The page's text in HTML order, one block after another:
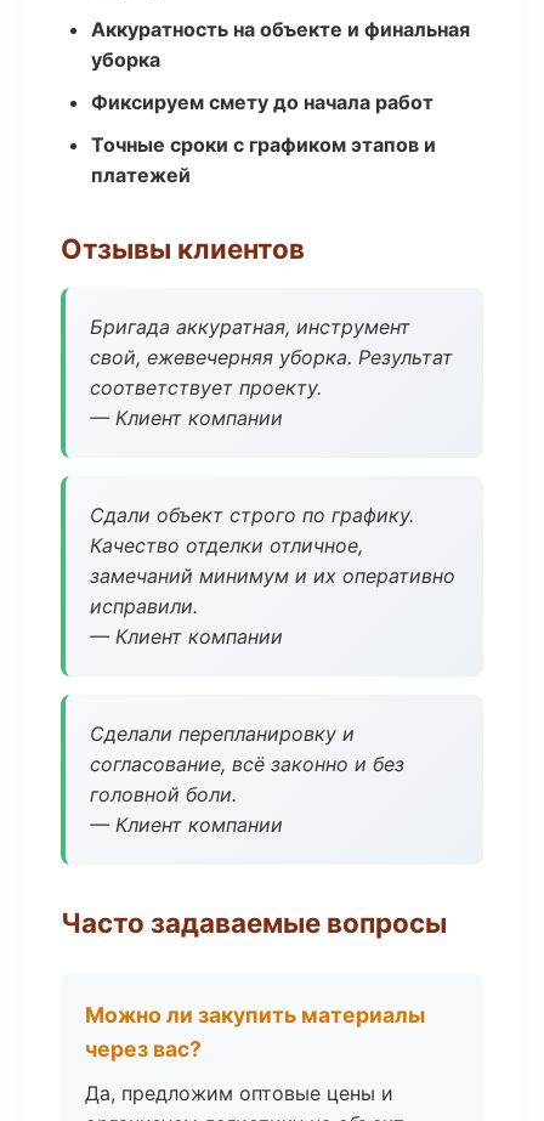
Аккуратность на объекте и финальная
уборка
Фиксируем смету до начала работ
Точные сроки с графиком этапов и
платежей
Отзывы клиентов
Бригада аккуратная, инструмент
свой, ежевечерняя уборка. Результат
соответствует проекту.
— Клиент компании
Сдали объект строго по графику.
Качество отделки отличное,
замечаний минимум и их оперативно
исправили.
— Клиент компании
Сделали перепланировку и
согласование, всё законно и без
головной боли.
— Клиент компании
Часто задаваемые вопросы
Можно ли закупить материалы
через вас?
Да, предложим оптовые цены и